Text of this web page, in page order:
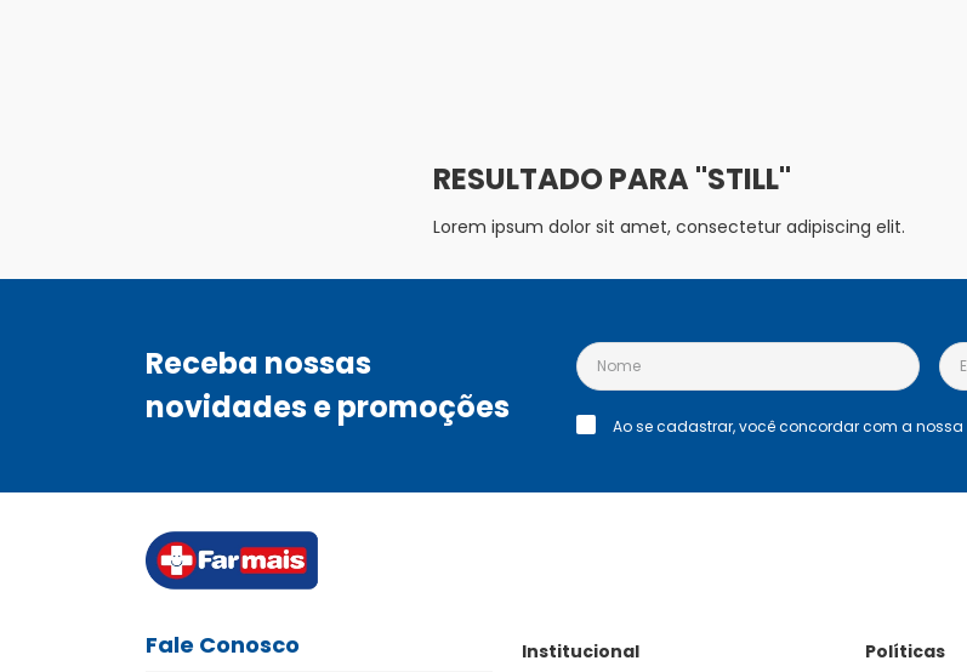
STILL
Lorem ipsum dolor sit amet, consectetur adipiscing elit.
Receba nossas
novidades e promoções
Ao se cadastrar, você concordar com a nossa
Fale Conosco Institucional Políticas